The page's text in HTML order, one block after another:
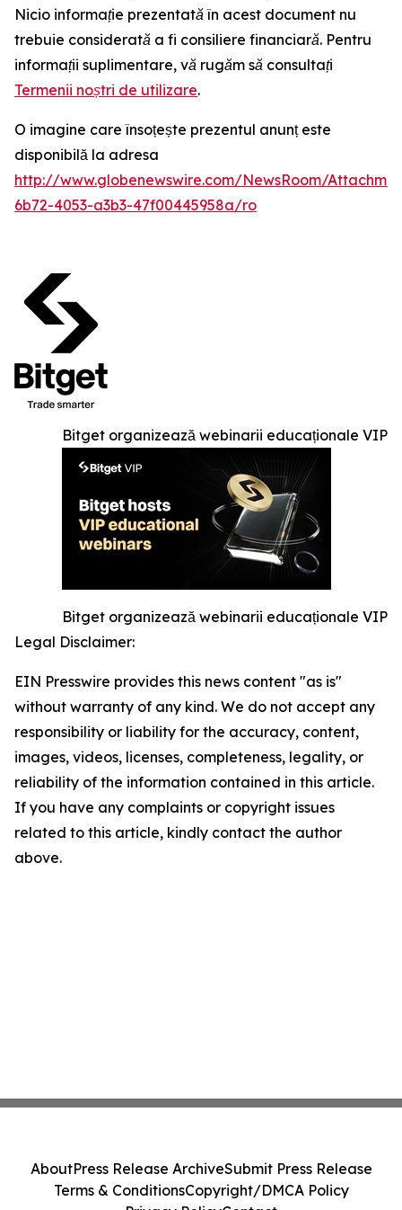
Nicio informație prezentată în acest document nu
trebuie considerată a fi consiliere financiară. Pentru
informații suplimentare, vă rugăm să consultați
Termenii noștri de utilizare.
O imagine care însoțește prezentul anunț este
disponibilă la adresa
http://www.globenewswire.com/NewsRoom/
6b72-4053-a3b3-47f00445958a/ro
Bitget organizează webinarii educaționale VIP
Bitget organizează webinarii educaționale VIP
Legal Disclaimer:
EIN Presswire provides this news content "as is"
without warranty of any kind. We do not accept any
responsibility or liability for the accuracy, content,
images, videos, licenses, completeness, legality, or
reliability of the information contained in this article.
If you have any complaints or copyright issues
related to this article, kindly contact the author
above.
AboutPress Release ArchiveSubmit Press Release
Terms & ConditionsCopyright/DMCA Policy